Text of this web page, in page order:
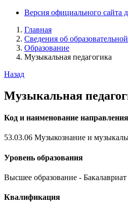
Версия официального сайта
Главная
Сведения об
Образование
Музыкальная педагогика
Назад
Музыкальная
Код и наименование
53.03.06 Музыкознание и
Уровень образования
Высшее образование - Бакалавриат
Квалификация